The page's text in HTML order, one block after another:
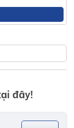
đây!